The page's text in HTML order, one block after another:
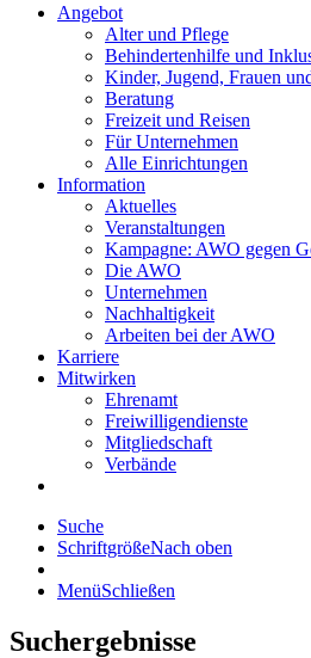
Angebot
Alter und Pflege
Behindertenhilfe und
Kinder, Jugend, Frauen
Beratung
Freizeit und Reisen
Für Unternehmen
Alle Einrichtungen
Information
Aktuelles
Veranstaltungen
Kampagne: AWO gegen
Die AWO
Unternehmen
Nachhaltigkeit
Arbeiten bei der AWO
Karriere
Mitwirken
Ehrenamt
Freiwilligendienste
Mitgliedschaft
Verbände
Suche
SchriftgrößeNach oben
MenüSchließen
Suchergebnisse